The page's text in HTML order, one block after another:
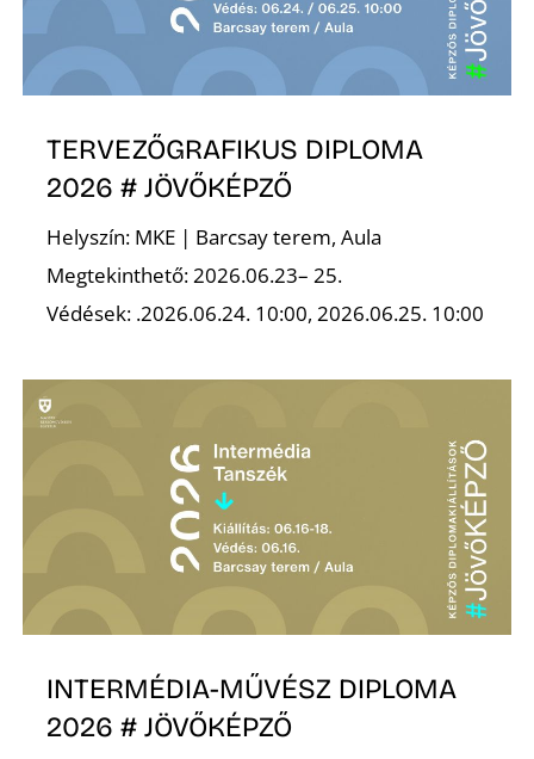
TERVEZŐGRAFIKUS DIPLOMA
2026 # JÖVŐKÉPZŐ
Helyszín: MKE | Barcsay terem, Aula
Megtekinthető: 2026.06.23– 25.
Védések: .2026.06.24. 10:00, 2026.06.25. 10:00
INTERMÉDIA-MŰVÉSZ DIPLOMA
2026 # JÖVŐKÉPZŐ